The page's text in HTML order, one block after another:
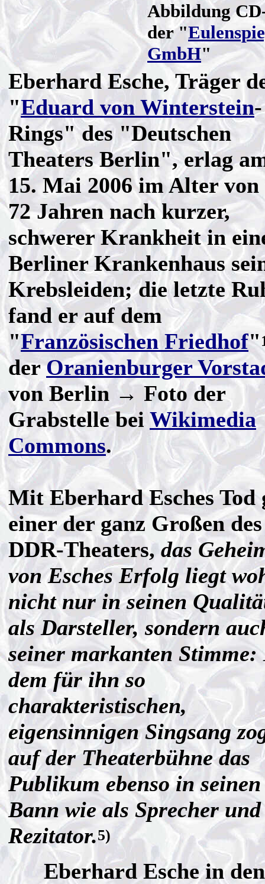
Abbildung
der "
GmbH"
Eberhard Esche, Träger
"Eduard von Winterstein-
Rings" des "Deutschen
Theaters Berlin", erlag
15. Mai 2006 im Alter von
72 Jahren nach kurzer,
schwerer Krankheit in
Berliner Krankenhaus
Krebsleiden; die letzte
fand er auf dem
"Französischen Friedhof"
derOranienburger
von Berlin → Foto der
Grabstelle bei Wikimedia
Commons.
Mit Eberhard Esches Tod
einer der ganz Großen des
DDR-Theaters, das
von Esches Erfolg liegt
nicht nur in seinen
als Darsteller, sondern
seiner markanten
dem für ihn so
charakteristischen,
eigensinnigen Singsang
auf der Theaterbühne das
Publikum ebenso in seinen
Bann wie als Sprecher und
Rezitator.5)
Eberhard Esche in